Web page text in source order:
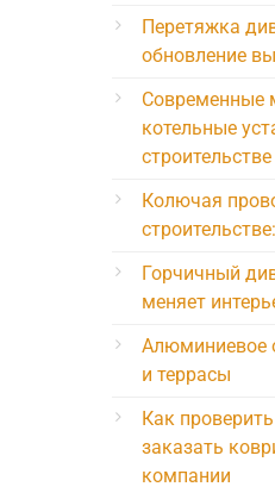
Перетяжка
обновление
Современные
котельные
строительстве
Колючая
Горчичный
меняет
Алюминиевое
и террасы
Как
заказать
компании